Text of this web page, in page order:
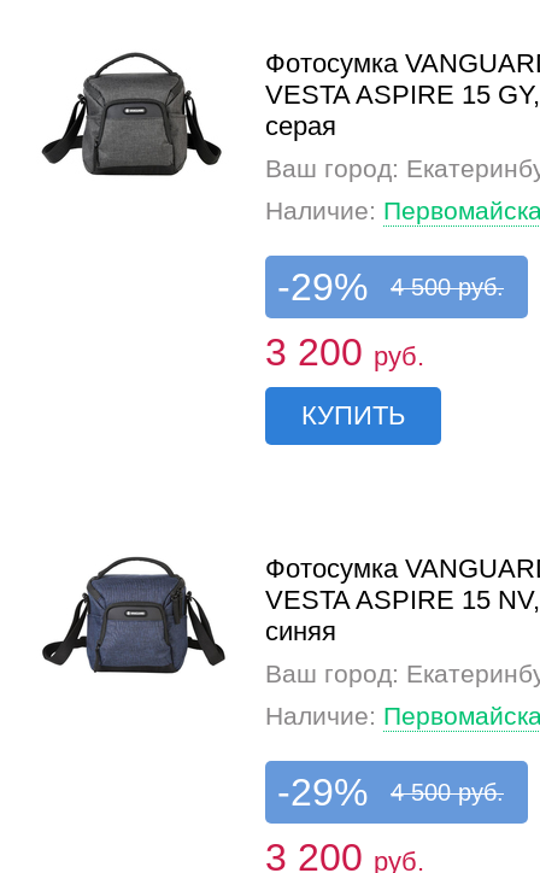
Фотосумка
VESTA ASPIRE 15 GY,
серая
Ваш город:
Наличие:
-29% 4 500 руб.
3 200 руб.
КУПИТЬ
Фотосумка
VESTA ASPIRE 15 NV,
синяя
Ваш город:
Наличие:
-29% 4 500 руб.
3 200 руб.